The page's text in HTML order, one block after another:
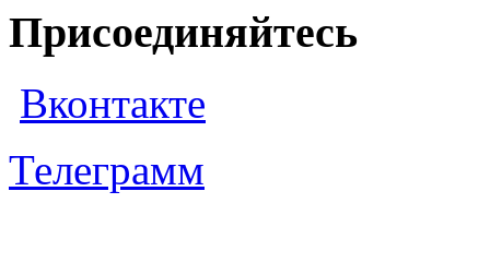
Присоединяйтесь
Вконтакте
Телеграмм